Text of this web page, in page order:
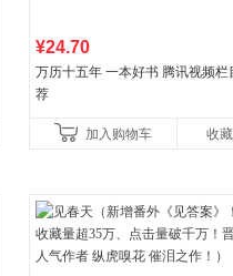
¥24.70
万历十五年 一本好书 腾讯视频栏
荐
加入购物车 收藏